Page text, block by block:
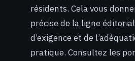
résidents. Cela vous
précise de la ligne
d’exigence et de
pratique. Consultez les